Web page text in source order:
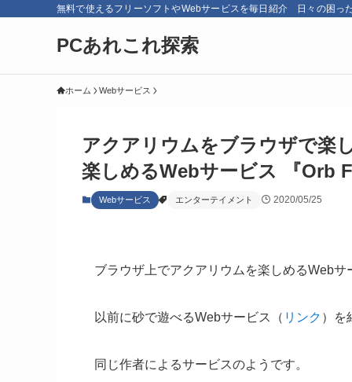
無料で使えるフリーソフトやWebサービスを毎日紹介 日々の困っ
PCあれこれ探索
ホーム Webサービス
アクアリウムをブラウザで楽
楽しめるWebサービス 『Orb
Webサービス エンターテイメント 2020/05/25
ブラウザ上でアクアリウムを楽しめるWebサ
以前に砂で遊べるWebサービス（ リンク ）を
同じ作者によるサービスのようです。